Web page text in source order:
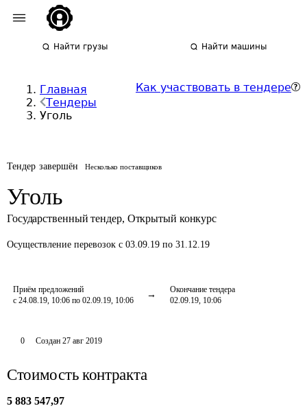
Найти грузы Найти машины
Главная
Тендеры
Уголь
Как участвовать в тендере
Тендер завершён Несколько поставщиков
Уголь
Государственный тендер, Открытый конкурс
Осуществление перевозок с 03.09.19 по 31.12.19
Приём предложений
с 24.08.19, 10:06 по 02.09.19, 10:06
Окончание тендера
02.09.19, 10:06
0 Создан 27 авг 2019
Стоимость контракта
5 883 547,97